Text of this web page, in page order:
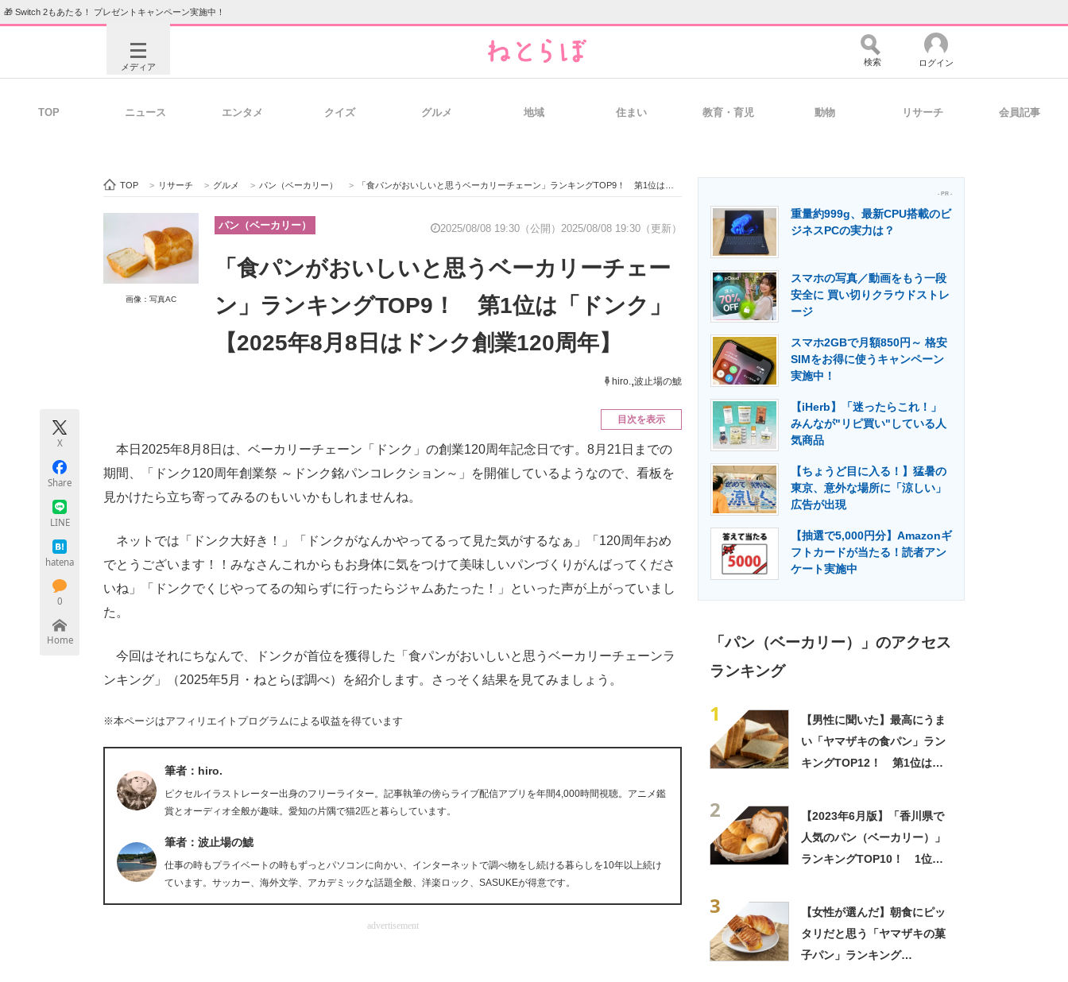
🎁 Switch 2もあたる！ プレゼントキャンペーン実施中！
メディア
ビジネスと働き方のヒント 経営リーダーのコミュニティ マーケ×ITの今がよく分かる
製造業のIT導入・活用を支援
エネルギーの専門メディア 建設×テクノロジーの最前線
ちょっと気になるネットの話題
検索 ログイン
TOP ニュース エンタメ クイズ グルメ 地域 住まい 教育・育児 動物 リサーチ 会員記事
TOP > リサーチ > グルメ > パン（ベーカリー） > 「食パンがおいしいと思うベーカリーチェーン」ランキングTOP9！ 第1位は「ドンク」【2025年8月8日はドンク創業120周年】
画像：写真AC
パン（ベーカリー） 2025/08/08 19:30（公開） 2025/08/08 19:30（更新）
「食パンがおいしいと思うベーカリーチェー
ン」ランキングTOP9！ 第1位は「ドンク」
【2025年8月8日はドンク創業120周年】
hiro.,波止場の鯱
X
Share
LINE
hatena
0
Home
目次を表示
本日2025年8月8日は、ベーカリーチェーン「ドンク」の創業120周年記念日です。8月21日までの
期間、「ドンク120周年創業祭 ～ドンク銘パンコレクション～」を開催しているようなので、看板を
見かけたら立ち寄ってみるのもいいかもしれませんね。
ネットでは「ドンク大好き！」「ドンクがなんかやってるって見た気がするなぁ」「120周年おめ
でとうございます！！みなさんこれからもお身体に気をつけて美味しいパンづくりがんばってくださ
いね」「ドンクでくじやってるの知らずに行ったらジャムあたった！」といった声が上がっていまし
た。
今回はそれにちなんで、ドンクが首位を獲得した「食パンがおいしいと思うベーカリーチェーンラ
ンキング」（2025年5月・ねとらぼ調べ）を紹介します。さっそく結果を見てみましょう。
※本ページはアフィリエイトプログラムによる収益を得ています
筆者：hiro.
ピクセルイラストレーター出身のフリーライター。記事執筆の傍らライブ配信アプリを年間4,000時間視聴。アニメ鑑
賞とオーディオ全般が趣味。愛知の片隅で猫2匹と暮らしています。
筆者：波止場の鯱
仕事の時もプライベートの時もずっとパソコンに向かい、インターネットで調べ物をし続ける暮らしを10年以上続け
ています。サッカー、海外文学、アカデミックな話題全般、洋楽ロック、SASUKEが得意です。
advertisement
- PR -
重量約999g、最新CPU搭載のビ
ジネスPCの実力は？
スマホの写真／動画をもう一段
安全に 買い切りクラウドストレ
ージ
スマホ2GBで月額850円～ 格安
SIMをお得に使うキャンペーン
実施中！
【iHerb】「迷ったらこれ！」
みんなが"リピ買い"している人
気商品
【ちょうど目に入る！】猛暑の
東京、意外な場所に「涼しい」
広告が出現
【抽選で5,000円分】Amazonギ
フトカードが当たる！読者アン
ケート実施中
「パン（ベーカリー）」のアクセス
ランキング
1
【男性に聞いた】最高にうま
い「ヤマザキの食パン」ラン
キングTOP12！ 第1位は
2
【2023年6月版】「香川県で
人気のパン（ベーカリー）」
ランキングTOP10！ 1位は
3
【女性が選んだ】朝食にピッ
タリだと思う「ヤマザキの菓
子パン」ランキング